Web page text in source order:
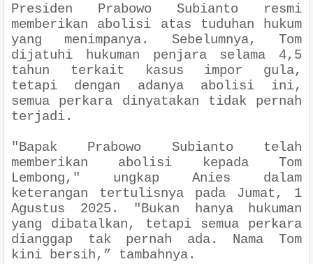
Presiden Prabowo Subianto resmi
memberikan abolisi atas tuduhan hukum
yang menimpanya. Sebelumnya, Tom
dijatuhi hukuman penjara selama 4,5
tahun terkait kasus impor gula,
tetapi dengan adanya abolisi ini,
semua perkara dinyatakan tidak pernah
terjadi.
"Bapak Prabowo Subianto telah
memberikan abolisi kepada Tom
Lembong," ungkap Anies dalam
keterangan tertulisnya pada Jumat, 1
Agustus 2025. "Bukan hanya hukuman
yang dibatalkan, tetapi semua perkara
dianggap tak pernah ada. Nama Tom
kini bersih,” tambahnya.